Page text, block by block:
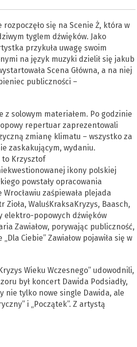
się na Scenie Ż, która w
tyglem dźwięków. Jako
przykuła uwagę swoim
na język muzyki dzielił się jakub
Scena Główna, a na niej
publiczności –
z solowym materiałem. Po godzinie
repertuar zaprezentowali
zmianę klimatu – wszystko za
zaskakującym, wydaniu.
to Krzysztof
ikony polskiej
powstały opracowania
zaśpiewała plejada
WaluśKraksaKryzys, Baasch,
elektro-popowych dźwięków
Zawiałow, porywając publiczność,
Ciebie” Zawiałow pojawiła się w
Wieku Wczesnego” udowodnili,
był koncert Dawida Podsiadły,
nie tylko nowe single Dawida, ale
i „Początek”. Z artystą